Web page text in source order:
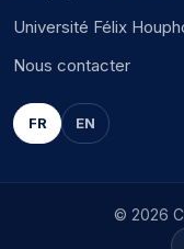
Université Félix
Nous contacter
FR EN
© 2026